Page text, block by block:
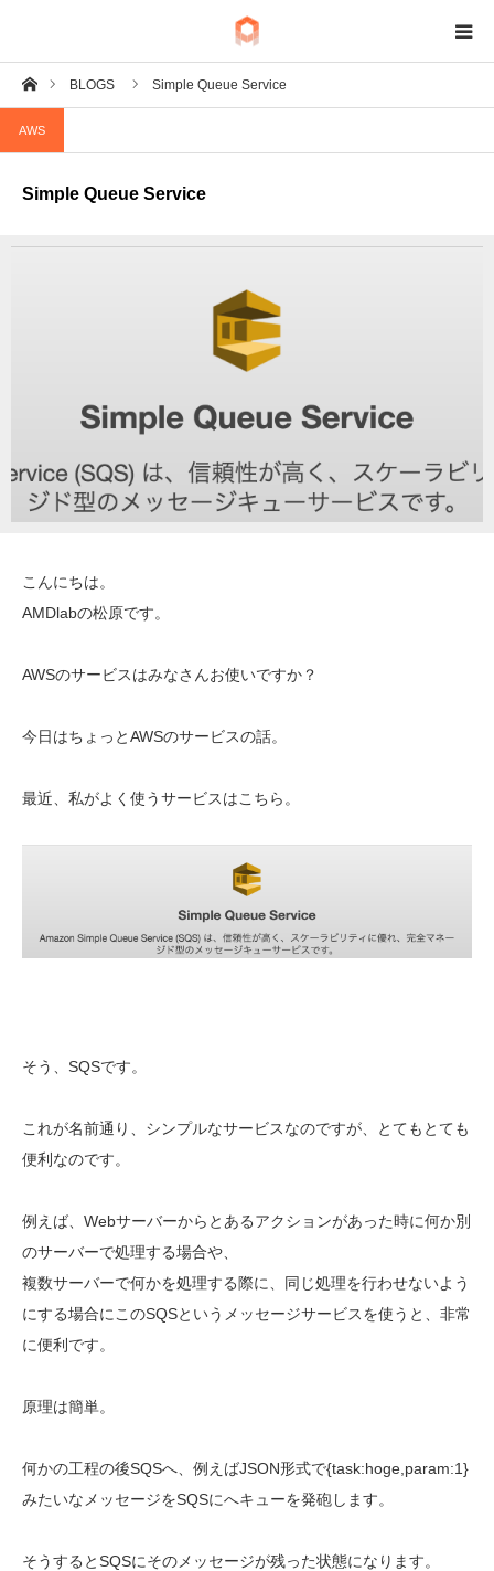
ホームBLOGS Simple Queue Service
AWS
Simple Queue Service
こんにちは。
AMDlabの松原です。
AWSのサービスはみなさんお使いですか？
今日はちょっとAWSのサービスの話。
最近、私がよく使うサービスはこちら。
そう、SQSです。
これが名前通り、シンプルなサービスなのですが、とてもとても
便利なのです。
例えば、Webサーバーからとあるアクションがあった時に何か別
のサーバーで処理する場合や、
複数サーバーで何かを処理する際に、同じ処理を行わせないよう
にする場合にこのSQSというメッセージサービスを使うと、非常
に便利です。
原理は簡単。
何かの工程の後SQSへ、例えばJSON形式で{task:hoge,param:1}
みたいなメッセージをSQSにへキューを発砲します。
そうするとSQSにそのメッセージが残った状態になります。
BIM
IoT